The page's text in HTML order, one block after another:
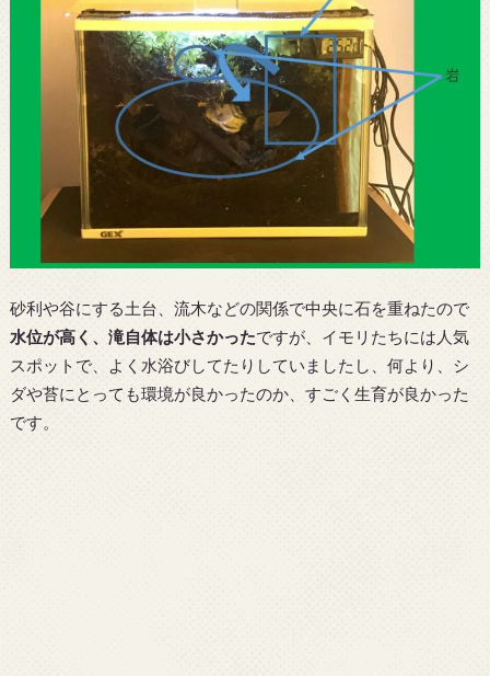
砂利や谷にする土台、流木などの関係で中央に石を重ねたので
水位が高く、滝自体は小さかったですが、イモリたちには人気
スポットで、よく水浴びしてたりしていましたし、何より、シ
ダや苔にとっても環境が良かったのか、すごく生育が良かった
です。